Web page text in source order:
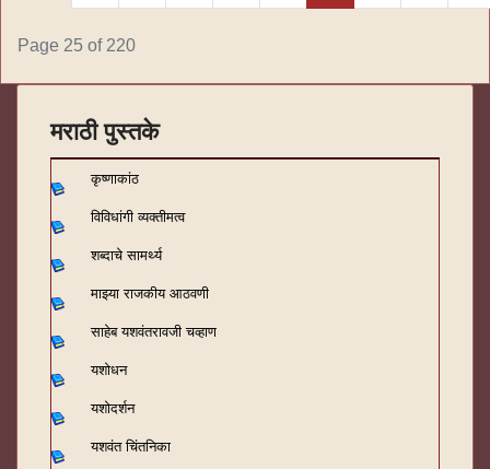
Page 25 of 220
मराठी पुस्तके
कृष्णाकांठ
विविधांगी व्यक्तीमत्व
शब्दाचे सामर्थ्य
माझ्या राजकीय आठवणी
साहेब यशवंतरावजी चव्हाण
यशोधन
यशोदर्शन
यशवंत चिंतनिका